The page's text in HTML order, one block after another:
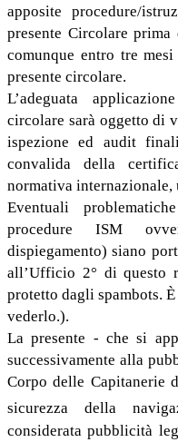
apposite procedure/
presente Circolare prima
comunque entro tre
presente circolare.
L’adeguata
circolare sarà oggetto di
ispezione ed audit
convalida della
normativa internazionale,
Eventuali
procedure ISM
dispiegamento) siano
all’Ufficio 2° di questo
protetto dagli spambots.
vederlo.).
La presente - che si
successivamente alla
Corpo delle Capitanerie
sicurezza della
considerata pubblicità